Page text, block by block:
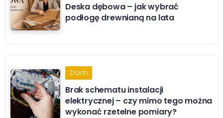
Deska dębowa – jak wybrać
podłogę drewnianą na lata
Dom
Brak schematu instalacji
elektrycznej – czy mimo tego można
wykonać rzetelne pomiary?